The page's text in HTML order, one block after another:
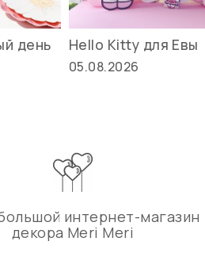
день
Hello Kitty для Евы
05.08.2026
интернет-магазин
декора Meri Meri